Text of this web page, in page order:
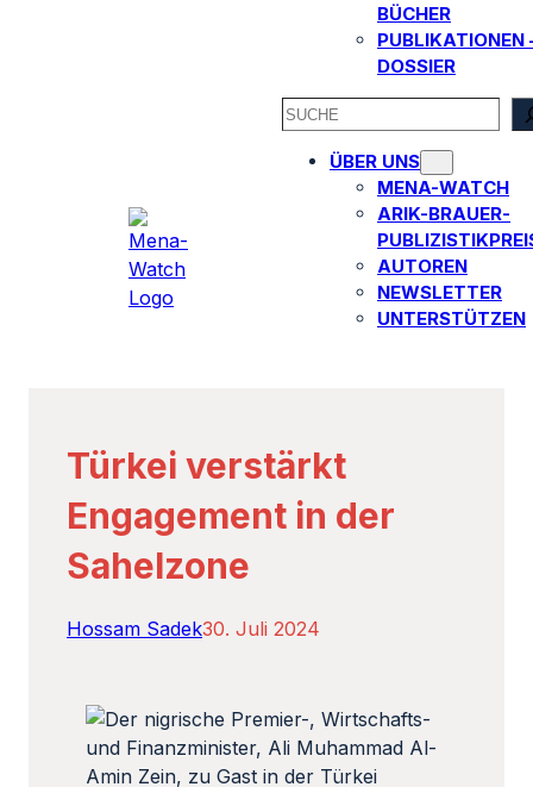
BÜCHER
PUBLIKATIONEN
DOSSIER
SEARCH
ÜBER UNS
MENA-WATCH
ARIK-BRAUER-
AUTOREN​
NEWSLETTER
UNTERSTÜTZEN
Türkei verstärkt
Engagement in der
Sahelzone
Hossam Sadek30. Juli 2024